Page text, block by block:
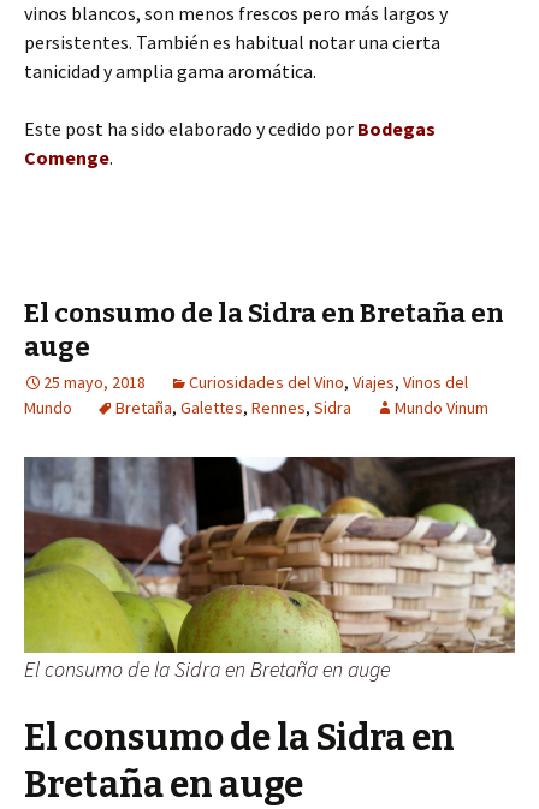
vinos blancos, son menos frescos pero más largos y
persistentes. También es habitual notar una cierta
tanicidad y amplia gama aromática.
Este post ha sido elaborado y cedido por Bodegas
Comenge.
El consumo de la Sidra en Bretaña en
auge
25 mayo, 2018 Curiosidades del Vino, Viajes, Vinos del
Mundo
Bretaña, Galettes, Rennes, Sidra Mundo Vinum
El consumo de la Sidra en Bretaña en auge
El consumo de la Sidra en
Bretaña en auge